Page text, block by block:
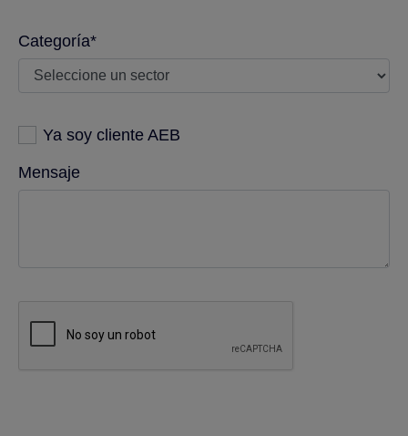
Categoría*
Ya soy cliente AEB
Mensaje